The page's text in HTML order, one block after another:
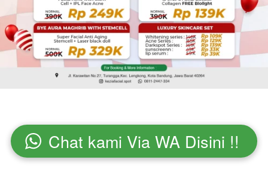
` Chat kami Via WA Disini !!